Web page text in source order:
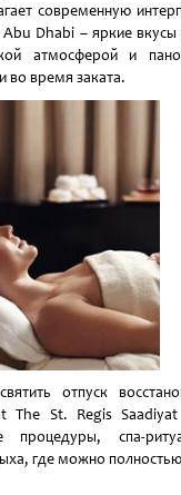
современную
Dhabi – яркие
атмосферой и
во время заката.
отпуск
The St. Regis
процедуры, спа-
где можно